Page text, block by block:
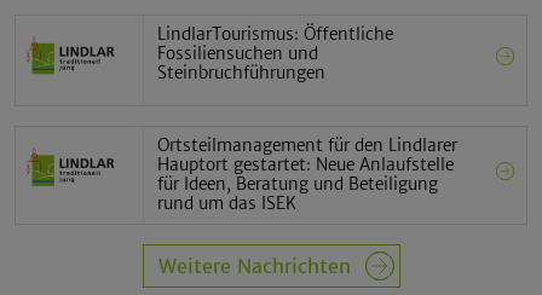
LindlarTourismus: Öffentliche
Fossiliensuchen und
Steinbruchführungen
Ortsteilmanagement für den Lindlarer
Hauptort gestartet: Neue Anlaufstelle
für Ideen, Beratung und Beteiligung
rund um das ISEK
Weitere Nachrichten